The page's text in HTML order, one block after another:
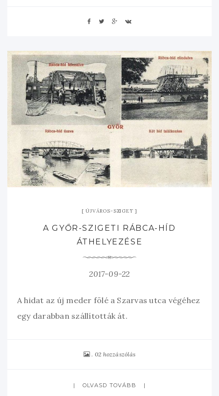
ÚJVÁROS-SZIGET
A GYŐR-SZIGETI RÁBCA-HÍD
ÁTHELYEZÉSE
2017-09-22
A hidat az új meder fölé a Szarvas utca végéhez
egy darabban szállították át.
02 hozzászólás
OLVASD TOVÁBB